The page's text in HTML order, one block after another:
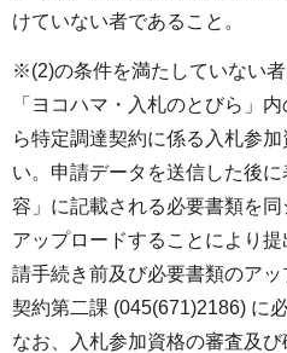
けていない者であること。
※(2)の条件を満たしていない
「ヨコハマ・入札のとびら」
ら特定調達契約に係る入札参
い。申請データを送信した後
容」に記載される必要書類を
アップロードすることにより
請手続き前及び必要書類のア
契約第二課 (045(671)2186) に
なお、入札参加資格の審査及